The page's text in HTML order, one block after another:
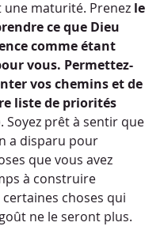
maturité. Prenez le
ce que Dieu
comme étant
vous. Permettez-
vos chemins et de
liste de priorités
Soyez prêt à sentir que
a disparu pour
que vous avez
à construire
choses qui
ne le seront plus.